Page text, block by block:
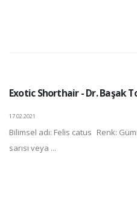
Exotic Shorthair - Dr. Başak
17.02.2021
Bilimsel adı: Felis catus Renk:
sarısı veya ...